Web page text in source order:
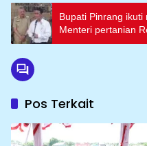
Bupati Pinrang
Menteri pertanian
Pos Terkait